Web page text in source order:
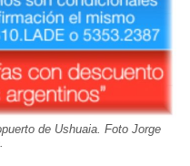
de Ushuaia. Foto Jorge